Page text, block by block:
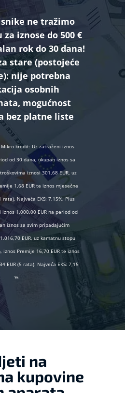
ne tražimo
iznose do 500 €
rok do 30 dana!
stare (postojeće
nije potrebna
osobnih
mogućnost
bez platne liste
Mikro kredit: Uz zatraženi iznos
od 30 dana, ukupan iznos sa
iznosi 301,68 EUR, uz
1,68 EUR te iznos mjesečne
rata). Najveća EKS: 7,15%, Plus
1.000,00 EUR na period od
iznos sa svim pripadajućim
EUR, uz kamatnu stopu
iznos Premije 16,70 EUR te iznos
EUR (5 rata). Najveća EKS: 7,15
%
na
kupovine